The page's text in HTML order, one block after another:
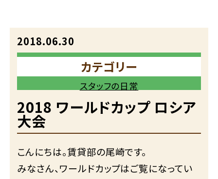
2018.06.30
カテゴリー
スタッフの日常
2018 ワールドカップ ロシア
大会
こんにちは。賃貸部の尾崎です。
みなさん、ワールドカップはご覧になってい